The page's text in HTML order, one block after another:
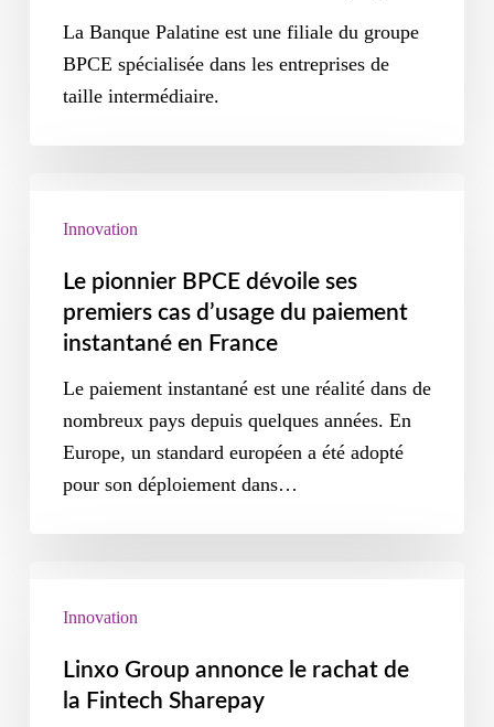
La Banque Palatine est une filiale du groupe
BPCE spécialisée dans les entreprises de
taille intermédiaire.
Innovation
Le pionnier BPCE dévoile ses
premiers cas d’usage du paiement
instantané en France
Le paiement instantané est une réalité dans de
nombreux pays depuis quelques années. En
Europe, un standard européen a été adopté
pour son déploiement dans…
Innovation
Linxo Group annonce le rachat de
la Fintech Sharepay